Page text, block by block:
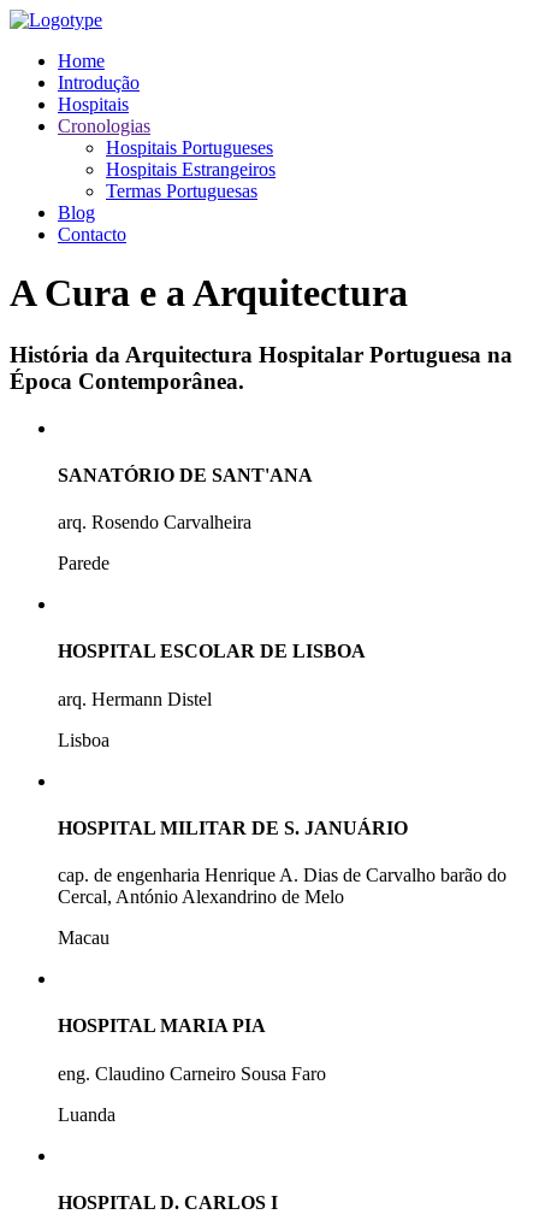
Home
Introdução
Hospitais
Cronologias
Hospitais Portugueses
Hospitais Estrangeiros
Termas Portuguesas
Blog
Contacto
A Cura e a Arquitectura
História da Arquitectura Hospitalar Portuguesa na
Época Contemporânea.
SANATÓRIO DE SANT'ANA
arq. Rosendo Carvalheira
Parede
HOSPITAL ESCOLAR DE LISBOA
arq. Hermann Distel
Lisboa
HOSPITAL MILITAR DE S. JANUÁRIO
cap. de engenharia Henrique A. Dias de Carvalho barão do
Cercal, António Alexandrino de Melo
Macau
HOSPITAL MARIA PIA
eng. Claudino Carneiro Sousa Faro
Luanda
HOSPITAL D. CARLOS I